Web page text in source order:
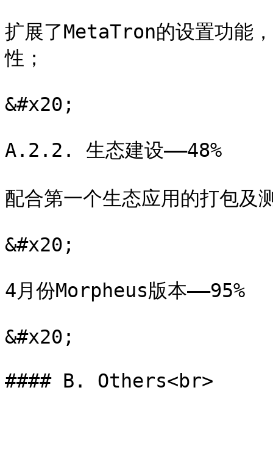
扩展了MetaTron的设置功能
性；
&#x20;
A.2.2. 生态建设——48%
配合第一个生态应用的打包及
&#x20;
4月份Morpheus版本——95%
&#x20;